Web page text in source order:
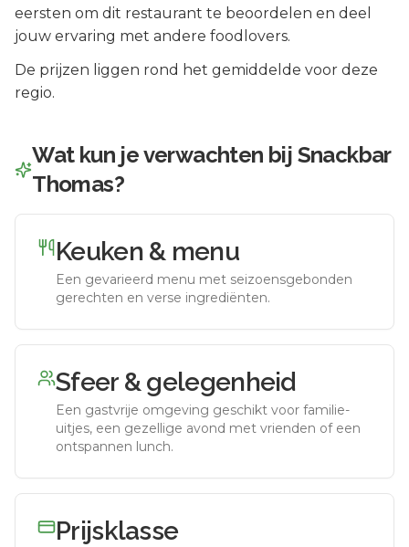
eersten om dit restaurant te beoordelen en deel
jouw ervaring met andere foodlovers.
De prijzen liggen rond het gemiddelde voor deze
regio.
Wat kun je verwachten bij Snackbar
Thomas?
Keuken & menu
Een gevarieerd menu met seizoensgebonden
gerechten en verse ingrediënten.
Sfeer & gelegenheid
Een gastvrije omgeving geschikt voor familie-
uitjes, een gezellige avond met vrienden of een
ontspannen lunch.
Prijsklasse